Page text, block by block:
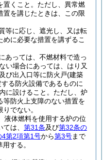
くこと。 ただし、異常燃
置を講じたときは、この限
等に応じ、遮光し、又は転
に必要な措置を講ずるこ
あっては、不燃材料で造っ
い場合にあっては、はり又
び出入口等に防火戸(建築
る防火設備であるものに
に設けること。 ただし、炉
等防火上支障のない措置を
でない。
液体燃料を使用する炉の位
は、 第31条及び第32条の
4第2項第1号から第3号まで
する。